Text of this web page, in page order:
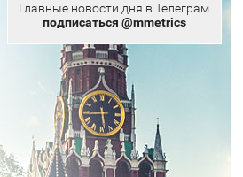
Главные новости дня в Телеграм
подписаться @mmetrics